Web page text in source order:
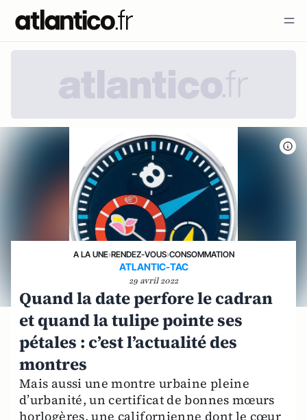
A LA UNE›RENDEZ-VOUS›CONSOMMATION
ATLANTIC-TAC
29 avril 2022
Quand la date perfore le cadran
et quand la tulipe pointe ses
pétales : c’est l’actualité des
montres
Mais aussi une montre urbaine pleine
d’urbanité, un certificat de bonnes mœurs
horlogères, une californienne dont le cœur